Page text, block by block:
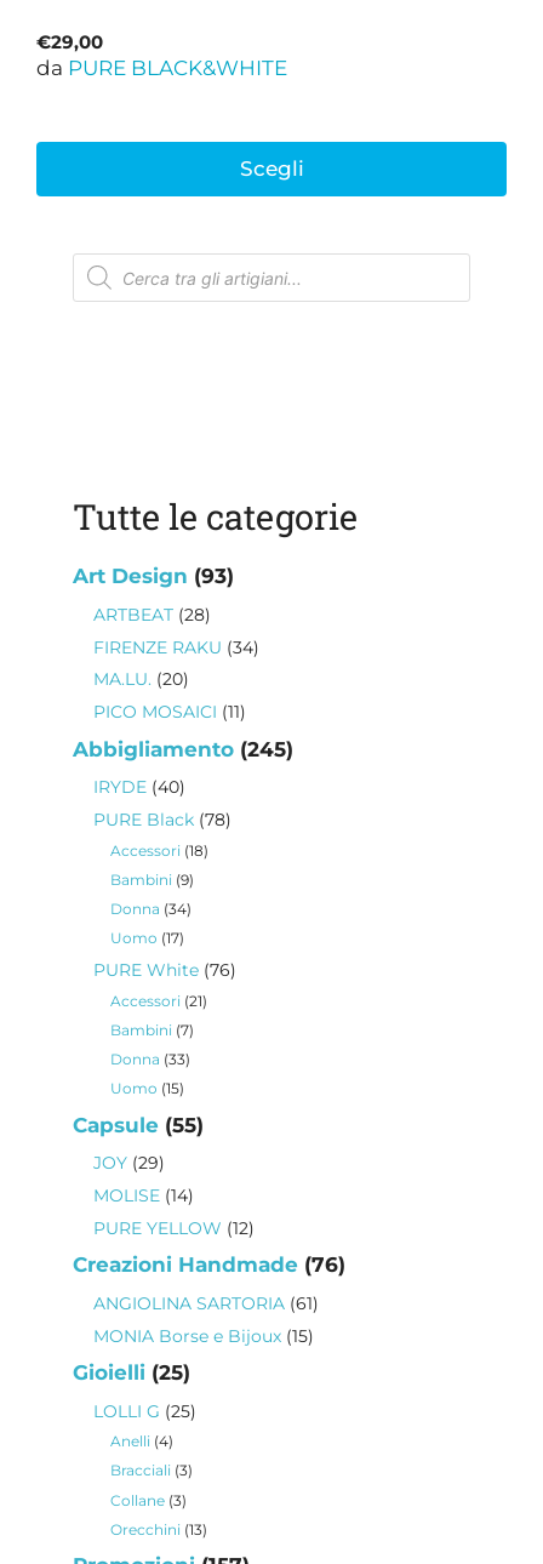
€29,00
da PURE BLACK&WHITE
Scegli
Ricerca
prodotti
Tutte le categorie
Art Design 9393
ARTBEAT 2828
prodotti
FIRENZE RAKU 3434
MA.LU. 2020
prodotti
PICO MOSAICI 1111
Abbigliamento 245245
IRYDE 4040
prodotti
PURE Black 7878
Accessori 1818
Bambini 99
prodotti
Donna 3434
Uomo 1717
prodotti
PURE White 7676
Accessori 2121
Bambini 77
prodotti
Donna 3333
Uomo 1515
Capsule 5555
JOY 2929
prodotti
MOLISE 1414
prodotti
PURE YELLOW 1212
Creazioni Handmade 7676
ANGIOLINA SARTORIA 6161
MONIA Borse e Bijoux 1515
Gioielli 2525
prodotti
LOLLI G 2525
Anelli 44
prodotti
Bracciali 33
Collane 33
prodotti
Orecchini 1313